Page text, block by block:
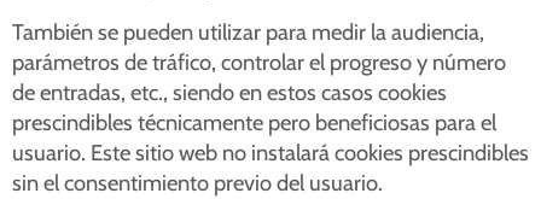
También se pueden utilizar para medir la audiencia,
parámetros de tráfico, controlar el progreso y número
de entradas, etc., siendo en estos casos cookies
prescindibles técnicamente pero beneficiosas para el
usuario. Este sitio web no instalará cookies prescindibles
sin el consentimiento previo del usuario.